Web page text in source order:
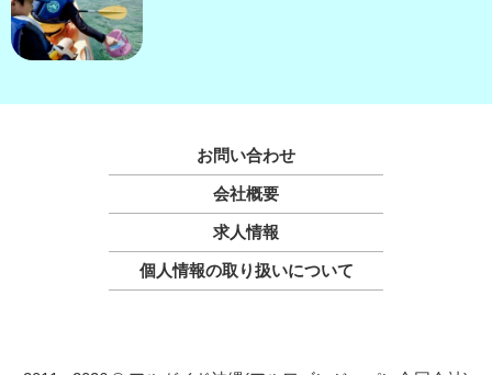
お問い合わせ
会社概要
求人情報
個人情報の取り扱いについて